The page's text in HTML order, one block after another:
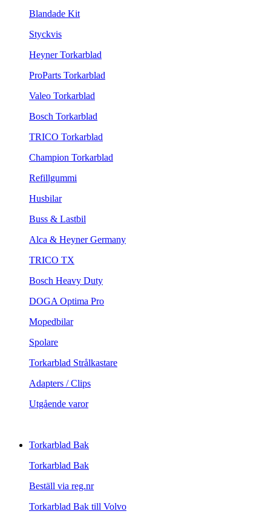
Blandade Kit
Styckvis
Heyner Torkarblad
ProParts Torkarblad
Valeo Torkarblad
Bosch Torkarblad
TRICO Torkarblad
Champion Torkarblad
Refillgummi
Husbilar
Buss & Lastbil
Alca & Heyner Germany
TRICO TX
Bosch Heavy Duty
DOGA Optima Pro
Mopedbilar
Spolare
Torkarblad Strålkastare
Adapters / Clips
Utgående varor
Torkarblad Bak
Torkarblad Bak
Beställ via reg.nr
Torkarblad Bak till Volvo